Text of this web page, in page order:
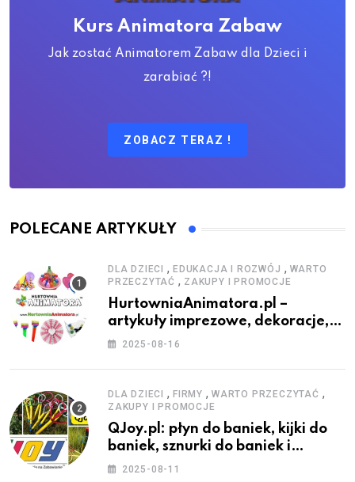
Kurs Animatora Zabaw
Jak zostać Animatorem Zabaw dla Dzieci i
zarabiać ?!
ZOBACZ TERAZ !
POLECANE ARTYKUŁY
DLA DZIECI , EDUKACJA I ROZWÓJ , WARTO
PRZECZYTAĆ , ZAKUPY I PROMOCJE
HurtowniaAnimatora.pl –
artykuły imprezowe, dekoracje,
stroje i akcesoria dla animatorów
2025-08-16
DLA DZIECI , FIRMY , WARTO PRZECZYTAĆ ,
ZAKUPY I PROMOCJE
QJoy.pl: płyn do baniek, kijki do
baniek, sznurki do baniek i
zestawy do baniek
2025-08-11